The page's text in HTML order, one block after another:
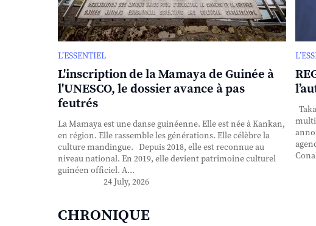
L’ESSENTIEL
L'inscription de la Mamaya de Guinée à
l'UNESCO, le dossier avance à pas
feutrés
La Mamaya est une danse guinéenne. Elle est née à Kankan,
en région. Elle rassemble les générations. Elle célèbre la
culture mandingue. Depuis 2018, elle est reconnue au
niveau national. En 2019, elle devient patrimoine culturel
guinéen officiel. A...
24 July, 2026
CHRONIQUE